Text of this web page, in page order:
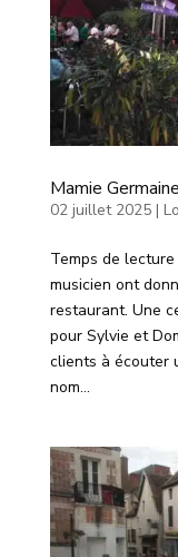
Mamie
02 juillet 2025|
Temps de
musicien ont
restaurant. Une
pour Sylvie et
clients à écouter
nom...